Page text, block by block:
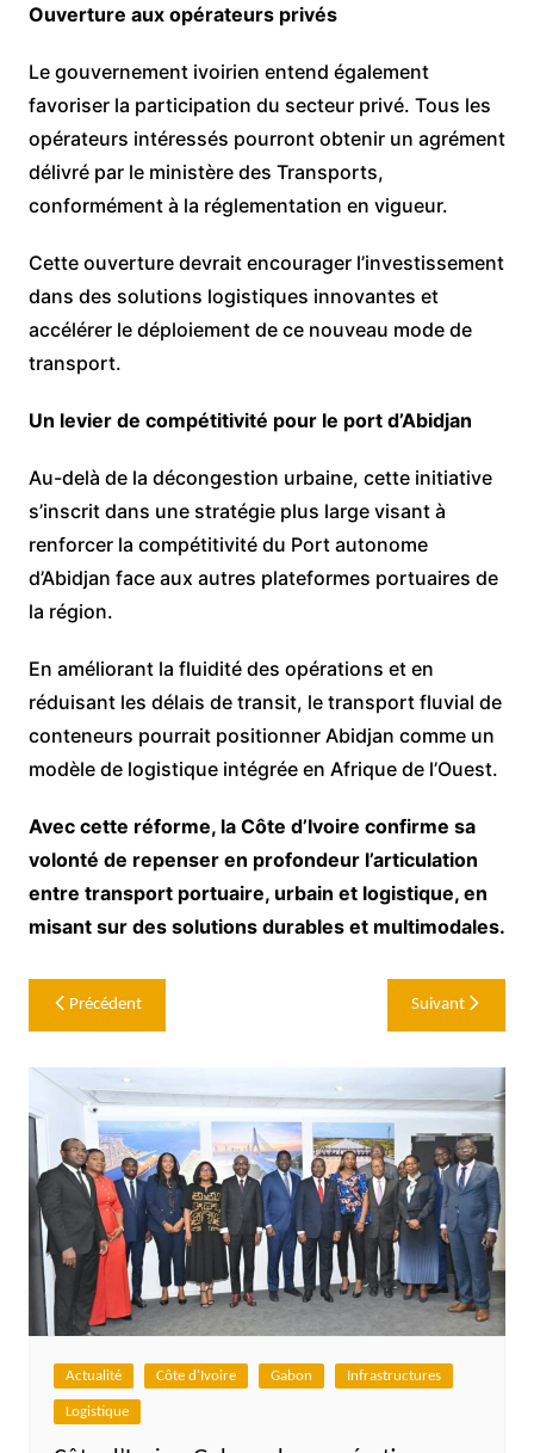
Ouverture aux opérateurs privés
Le gouvernement ivoirien entend également
favoriser la participation du secteur privé. Tous les
opérateurs intéressés pourront obtenir un agrément
délivré par le ministère des Transports,
conformément à la réglementation en vigueur.
Cette ouverture devrait encourager l’investissement
dans des solutions logistiques innovantes et
accélérer le déploiement de ce nouveau mode de
transport.
Un levier de compétitivité pour le port d’Abidjan
Au-delà de la décongestion urbaine, cette initiative
s’inscrit dans une stratégie plus large visant à
renforcer la compétitivité du Port autonome
d’Abidjan face aux autres plateformes portuaires de
la région.
En améliorant la fluidité des opérations et en
réduisant les délais de transit, le transport fluvial de
conteneurs pourrait positionner Abidjan comme un
modèle de logistique intégrée en Afrique de l’Ouest.
Avec cette réforme, la Côte d’Ivoire confirme sa
volonté de repenser en profondeur l’articulation
entre transport portuaire, urbain et logistique, en
misant sur des solutions durables et multimodales.
Navigation
de
l’article
Précédent Suivant
Actualité Côte d'Ivoire Gabon Infrastructures
Logistique